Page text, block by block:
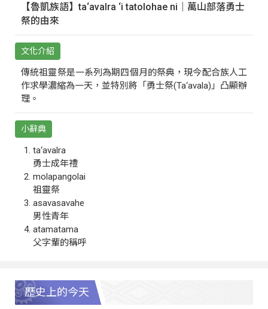
【魯凱族語】ta‘avalra ‘i tatolohae ni｜萬山部落勇士
祭的由來
文化介紹
傳統祖靈祭是一系列為期四個月的祭典，現今配合族人工
作求學濃縮為一天，並特別將「勇士祭(Ta‘avala)」凸顯辦
理。
小辭典
ta‘avalra
勇士成年禮
molapangolai
祖靈祭
asavasavahe
男性青年
atamatama
父字輩的稱呼
歷史上的今天